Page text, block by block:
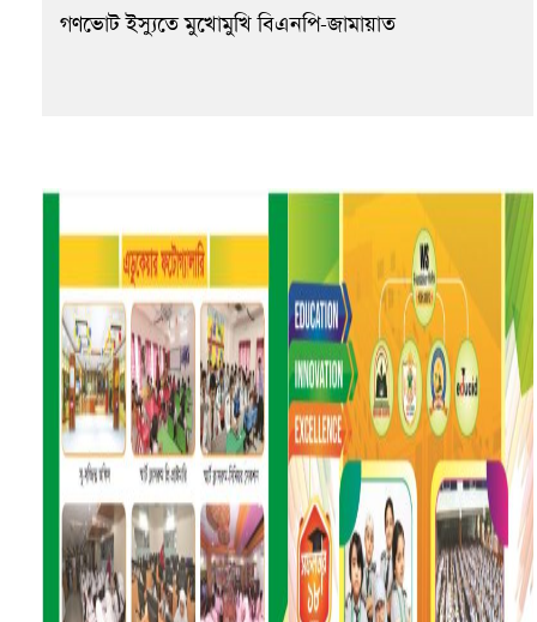
গণভোট ইস্যুতে মুখোমুখি বিএনপি-জামায়াত